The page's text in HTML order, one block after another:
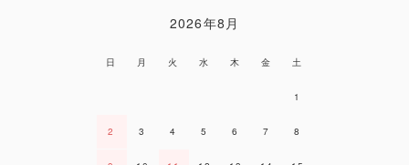
2026年8月
日 月 火 水 木 金 土
1
2 3 4 5 6 7 8